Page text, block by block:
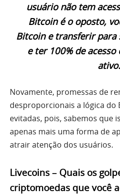
usuário não tem
Bitcoin é o oposto,
Bitcoin e transferir para
e ter 100% de
ativo.
Novamente, promessas de
desproporcionais a lógica do
evitadas, pois, sabemos que
apenas mais uma forma de
atrair atenção dos usuários.
Livecoins – Quais os
criptomoedas que você